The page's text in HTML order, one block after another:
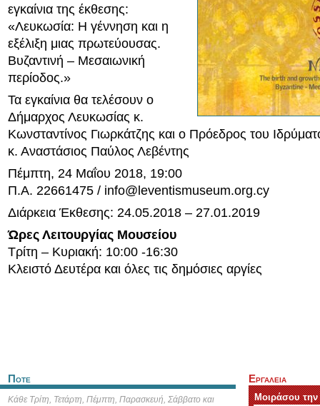
εγκαίνια της έκθεσης:
«Λευκωσία: Η γέννηση και η
εξέλιξη μιας πρωτεύουσας.
Βυζαντινή – Μεσαιωνική
περίοδος.»
Τα εγκαίνια θα τελέσουν ο
Δήμαρχος Λευκωσίας κ.
Κωνσταντίνος Γιωρκάτζης και ο Πρόεδρος του
κ. Αναστάσιος Παύλος Λεβέντης
Πέμπτη, 24 Μαΐου 2018, 19:00
Π.Α. 22661475 / info@leventismuseum.org.cy
Διάρκεια Έκθεσης: 24.05.2018 – 27.01.2019
Ώρες Λειτουργίας Μουσείου
Τρίτη – Κυριακή: 10:00 -16:30
Κλειστό Δευτέρα και όλες τις δημόσιες αργίες
Ποτε
Κάθε Τρίτη, Τετάρτη, Πέμπτη, Παρασκευή, Σάββατο και
Εργαλεια
Μοιράσου